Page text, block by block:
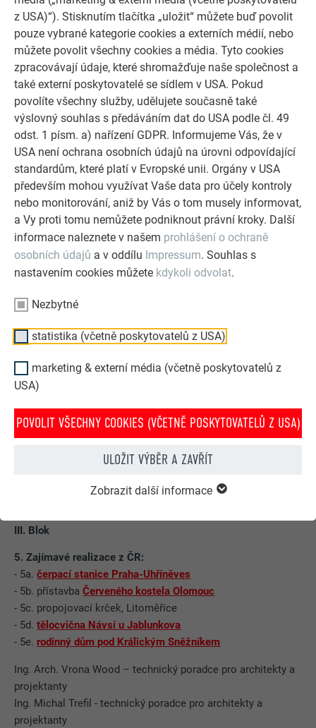
z USA)“). Stisknutím tlačítka „uložit“ můžete buď povolit
pouze vybrané kategorie cookies a externích médií, nebo
můžete povolit všechny cookies a média. Tyto cookies
zpracovávají údaje, které shromažďuje naše společnost a
také externí poskytovatelé se sídlem v USA. Pokud
povolíte všechny služby, udělujete současně také
výslovný souhlas s předáváním dat do USA podle čl. 49
odst. 1 písm. a) nařízení GDPR. Informujeme Vás, že v
USA není ochrana osobních údajů na úrovni odpovídající
standardům, které platí v Evropské unii. Orgány v USA
především mohou využívat Vaše data pro účely kontroly
nebo monitorování, aniž by Vás o tom musely informovat,
a Vy proti tomu nemůžete podniknout právní kroky. Další
informace naleznete v našem prohlášení o ochraně
osobních údajů a v oddílu Impressum. Souhlas s
nastavením cookies můžete kdykoli odvolat.
Nezbytné
statistika (včetně poskytovatelů z USA)
marketing & externí média (včetně poskytovatelů z
USA)
POVOLIT VŠECHNY COOKIES (VČETNĚ POSKYTOVATELŮ Z USA)
ULOŽIT VÝBĚR A ZAVŘÍT
Zobrazit další informace
4. Solar, fotovoltaika + novinka solární panel SDP
Bc. Andrea Kučerová – tech. por. pro architekty a projektanty
Miroslav Oudes – tech. por. pro architekty a projektanty
Ing. Michal Trefil - tech. por. pro architekty a projektanty
Ing. Arch. Aleš Vobejda – tech. por. pro architekty a
projektanty
11:45 - 12:00
Přestávka na občerstvení
III. Blok
5. Zajímavé realizace z ČR:
- 5a.čerpací stanice Praha-Uhříněves
- 5b. přístavbaČerveného kostela Olomouc
- 5c. propojovací krček, Litoměřice
- 5d.tělocvična Návsí u Jablunkova
- 5e. rodinný dům pod Králickým Sněžníkem
Ing. Arch. Vrona Wood – technický poradce pro architekty a
projektanty
Ing. Michal Trefil - technický poradce pro architekty a
projektanty